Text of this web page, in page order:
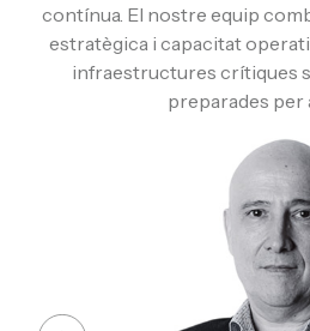
contínua. El nostre equip
estratègica i capacitat
infraestructures crítiques
preparades per